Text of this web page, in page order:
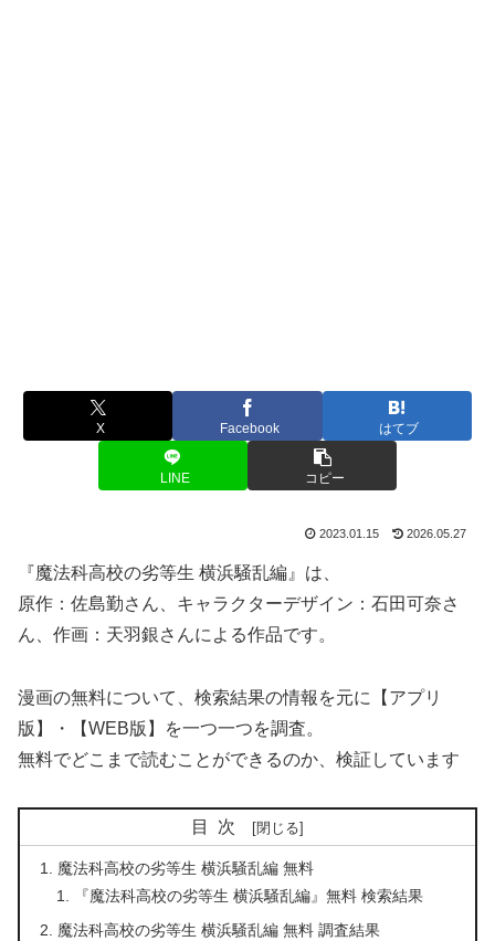
X Facebook はてブ
LINE コピー
2023.01.15 2026.05.27
『魔法科高校の劣等生 横浜騒乱編』は、
原作：佐島勤さん、キャラクターデザイン：石田可奈さ
ん、作画：天羽銀さんによる作品です。
漫画の無料について、検索結果の情報を元に【アプリ
版】・【WEB版】を一つ一つを調査。
無料でどこまで読むことができるのか、検証しています
目次
魔法科高校の劣等生 横浜騒乱編 無料
『魔法科高校の劣等生 横浜騒乱編』無料 検索結果
魔法科高校の劣等生 横浜騒乱編 無料 調査結果